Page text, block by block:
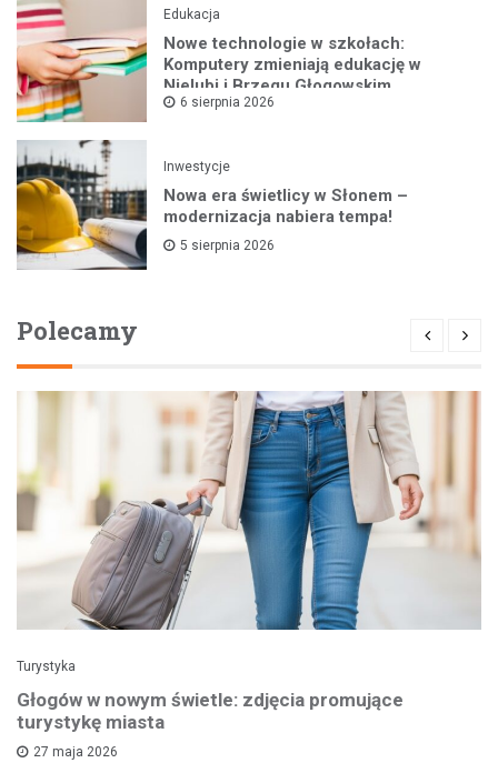
Edukacja
Nowe technologie w szkołach:
Komputery zmieniają edukację w
Nielubi i Brzegu Głogowskim
6 sierpnia 2026
Inwestycje
Nowa era świetlicy w Słonem –
modernizacja nabiera tempa!
5 sierpnia 2026
Polecamy
Turystyka
Głogów w nowym świetle: zdjęcia promujące
turystykę miasta
27 maja 2026